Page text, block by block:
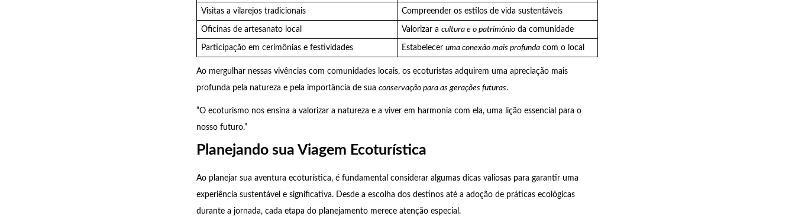
Visitas a vilarejos tradicionais Compreender os estilos de vida sustentáveis
Oficinas de artesanato local Valorizar acultura e o patrimônio da comunidade
Participação em cerimônias e festividades Estabeleceruma conexão mais profunda com o local
Ao mergulhar nessas vivências com comunidades locais, os ecoturistas adquirem uma apreciação mais
profunda pela natureza e pela importância de suaconservação para as gerações futuras.
“O ecoturismo nos ensina a valorizar a natureza e a viver em harmonia com ela, uma lição essencial para o
nosso futuro.”
Planejando sua Viagem Ecoturística
Ao planejar sua aventura ecoturística, é fundamental considerar algumas dicas valiosas para garantir uma
experiência sustentável e significativa. Desde a escolha dos destinos até a adoção de práticas ecológicas
durante a jornada, cada etapa do planejamento merece atenção especial.